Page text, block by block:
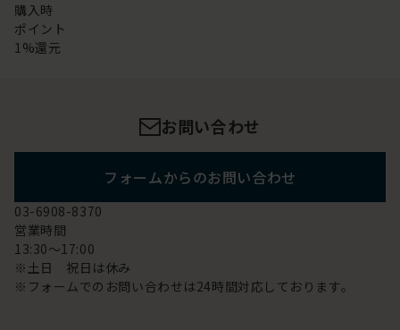
購入時
ポイント
1%還元
お問い合わせ
フォームからのお問い合わせ
03-6908-8370
営業時間
13:30～17:00
※土日 祝日は休み
※フォームでのお問い合わせは24時間対応しております。